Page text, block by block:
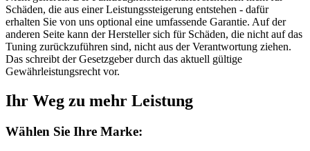
Schäden, die aus einer Leistungssteigerung entstehen - dafür
erhalten Sie von uns optional eine umfassende Garantie. Auf der
anderen Seite kann der Hersteller sich für Schäden, die nicht auf das
Tuning zurückzuführen sind, nicht aus der Verantwortung ziehen.
Das schreibt der Gesetzgeber durch das aktuell gültige
Gewährleistungsrecht vor.
Ihr Weg zu mehr Leistung
Wählen Sie Ihre Marke: